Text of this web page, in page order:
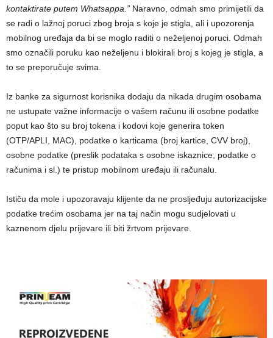
kontaktirate putem Whatsappa.” Naravno, odmah smo primijetili da
se radi o lažnoj poruci zbog broja s koje je stigla, ali i upozorenja
mobilnog uređaja da bi se moglo raditi o neželjenoj poruci. Odmah
smo označili poruku kao neželjenu i blokirali broj s kojeg je stigla, a
to se preporučuje svima.
Iz banke za sigurnost korisnika dodaju da nikada drugim osobama
ne ustupate važne informacije o vašem računu ili osobne podatke
poput kao što su broj tokena i kodovi koje generira token
(OTP/APLI, MAC), podatke o karticama (broj kartice, CVV broj),
osobne podatke (preslik podataka s osobne iskaznice, podatke o
računima i sl.) te pristup mobilnom uređaju ili računalu.
Ističu da mole i upozoravaju klijente da ne prosljeđuju autorizacijske
podatke trećim osobama jer na taj način mogu sudjelovati u
kaznenom djelu prijevare ili biti žrtvom prijevare.